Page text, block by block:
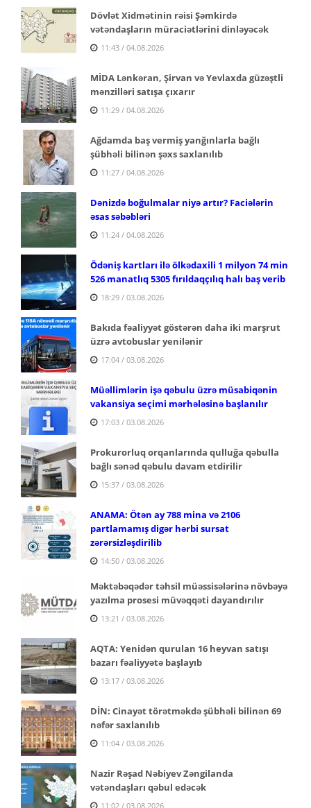
Dövlət Xidmətinin rəisi Şəmkirdə
vətəndaşların müraciətlərini dinləyəcək
11:43 / 04.08.2026
MİDA Lənkəran, Şirvan və Yevlaxda güzəştli
mənzilləri satışa çıxarır
11:29 / 04.08.2026
Ağdamda baş vermiş yanğınlarla bağlı
şübhəli bilinən şəxs saxlanılıb
11:27 / 04.08.2026
Dənizdə boğulmalar niyə artır? Faciələrin
əsas səbəbləri
11:24 / 04.08.2026
Ödəniş kartları ilə ölkədaxili 1 milyon 74 min
526 manatlıq 5305 fırıldaqçılıq halı baş verib
18:29 / 03.08.2026
Bakıda fəaliyyət göstərən daha iki marşrut
üzrə avtobuslar yenilənir
17:04 / 03.08.2026
Müəllimlərin işə qəbulu üzrə müsabiqənin
vakansiya seçimi mərhələsinə başlanılır
17:03 / 03.08.2026
Prokurorluq orqanlarında qulluğa qəbulla
bağlı sənəd qəbulu davam etdirilir
15:37 / 03.08.2026
ANAMA: Ötən ay 788 mina və 2106
partlamamış digər hərbi sursat
zərərsizləşdirilib
14:50 / 03.08.2026
Məktəbəqədər təhsil müəssisələrinə növbəyə
yazılma prosesi müvəqqəti dayandırılır
13:21 / 03.08.2026
AQTA: Yenidən qurulan 16 heyvan satışı
bazarı fəaliyyətə başlayıb
13:17 / 03.08.2026
DİN: Cinayət törətməkdə şübhəli bilinən 69
nəfər saxlanılıb
11:04 / 03.08.2026
Nazir Rəşad Nəbiyev Zəngilanda
vətəndaşları qəbul edəcək
11:02 / 03.08.2026